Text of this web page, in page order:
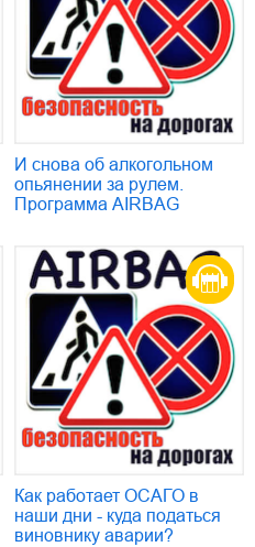
И снова об алкогольном
опьянении за рулем.
Программа AIRBAG
Как работает ОСАГО в
наши дни - куда податься
виновнику аварии?